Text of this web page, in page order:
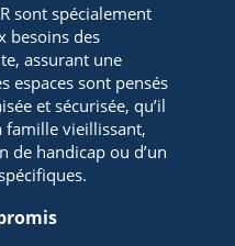
sont spécialement
besoins des
assurant une
espaces sont pensés
et sécurisée, qu’il
famille vieillissant,
de handicap ou d’un